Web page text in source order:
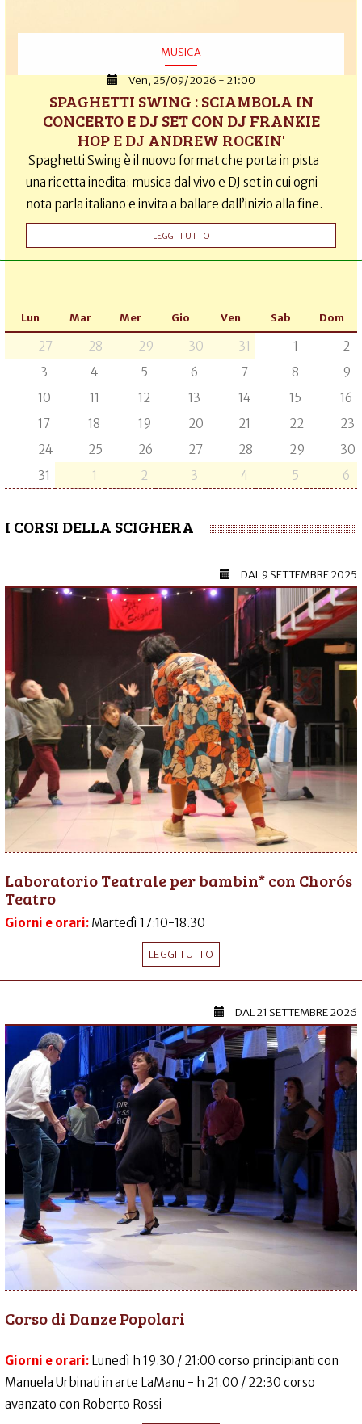
MUSICA
Ven, 25/09/2026 - 21:00
SPAGHETTI SWING : SCIAMBOLA IN
CONCERTO E DJ SET CON DJ FRANKIE
HOP E DJ ANDREW ROCKIN'
Spaghetti Swing è il nuovo format che porta in pista
una ricetta inedita: musica dal vivo e DJ set in cui ogni
nota parla italiano e invita a ballare dall’inizio alla fine.
LEGGI TUTTO
Lun Mar Mer Gio Ven Sab Dom
27 28 29 30 31 1
2
3
4 5 6 7 8
9
10
11 12 13 14 15
16
17
18 19 20 21 22
23
24
25 26 27 28 29
30
31
1 2 3 4 5 6
I CORSI DELLA SCIGHERA
DAL9 SETTEMBRE 2025
Laboratorio Teatrale per bambin* con Chorós
Teatro
Giorni e orari: Martedì 17:10-18.30
LEGGI TUTTO
DAL21 SETTEMBRE 2026
Corso di Danze Popolari
Giorni e orari: Lunedì h 19.30 / 21:00 corso principianti con
Manuela Urbinati in arte LaManu - h 21.00 / 22:30 corso
avanzato con Roberto Rossi